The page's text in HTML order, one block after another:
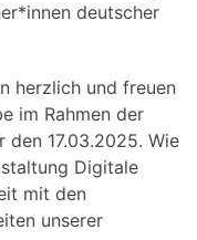
deutscher
herzlich und freuen
im Rahmen der
17.03.2025. Wie
Digitale
mit den
unserer